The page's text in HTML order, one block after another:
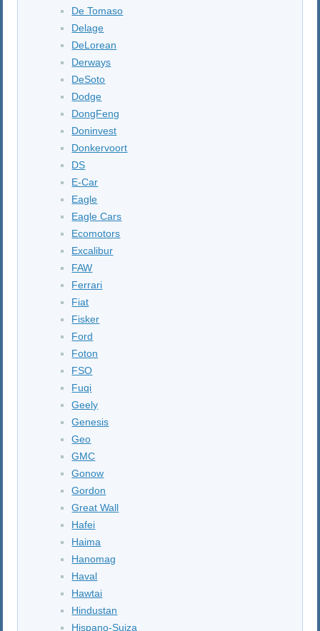
De Tomaso
Delage
DeLorean
Derways
DeSoto
Dodge
DongFeng
Doninvest
Donkervoort
DS
E-Car
Eagle
Eagle Cars
Ecomotors
Excalibur
FAW
Ferrari
Fiat
Fisker
Ford
Foton
FSO
Fuqi
Geely
Genesis
Geo
GMC
Gonow
Gordon
Great Wall
Hafei
Haima
Hanomag
Haval
Hawtai
Hindustan
Hispano-Suiza